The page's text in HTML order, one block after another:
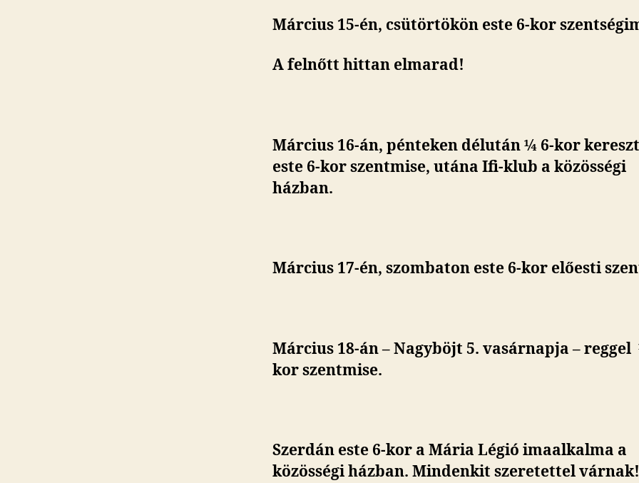
Március 15-én, csütörtökön este 6-kor
A felnőtt hittan elmarad!
Március 16-án, pénteken délután¼ 6-kor
este 6-kor szentmise, utána Ifi-klub a közösségi
házban.
Március 17-én, szombaton este 6-kor előesti
Március 18-án – Nagyböjt 5. vasárnapja – reggel
kor szentmise.
Szerdán este 6-kor a Mária Légió imaalkalma a
közösségi házban. Mindenkit szeretettel várnak!